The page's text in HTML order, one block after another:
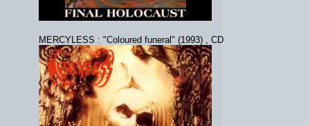
MERCYLESS : "Coloured funeral" (1993) , CD